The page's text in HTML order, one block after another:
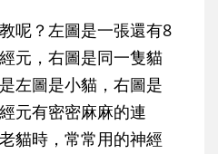
呢？左圖是一張還有8
元，右圖是同一隻貓
左圖是小貓，右圖是
元有密密麻麻的連
貓時，常常用的神經